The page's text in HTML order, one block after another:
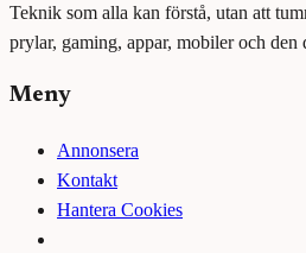
Teknik som alla kan förstå, utan att
prylar, gaming, appar, mobiler och
Meny
Annonsera
Kontakt
Hantera Cookies